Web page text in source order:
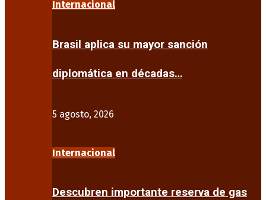
Internacional
Brasil aplica su mayor sanción
diplomática en décadas…
5 agosto, 2026
Internacional
Descubren importante reserva de gas